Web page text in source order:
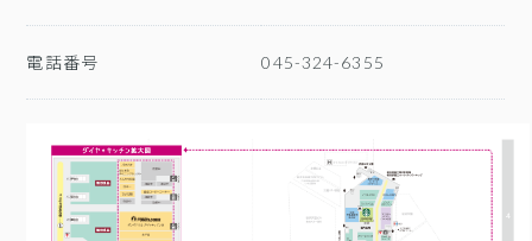
電話番号 045-324-6355